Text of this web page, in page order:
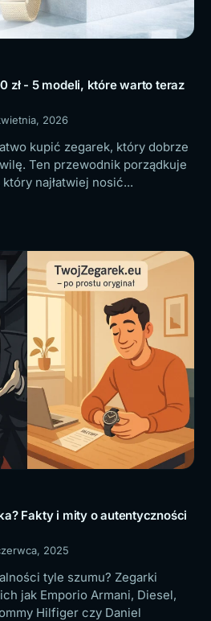
zł - 5 modeli, które warto teraz
2026
kupić zegarek, który dobrze
Ten przewodnik porządkuje
najłatwiej nosić...
Fakty i mity o autentyczności
2025
tyle szumu? Zegarki
jak Emporio Armani, Diesel,
Hilfiger czy Daniel